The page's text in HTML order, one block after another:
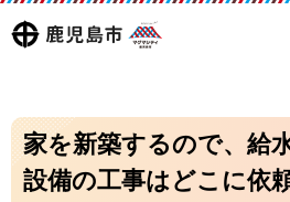
鹿児島
マグ
マシ
家を新築するので、給
設備の工事はどこに依